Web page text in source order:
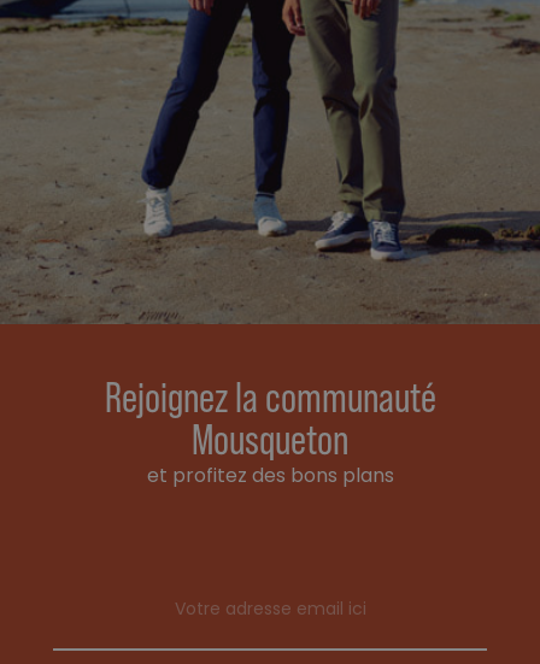
Rejoignez la communauté
Mousqueton
et profitez des bons plans